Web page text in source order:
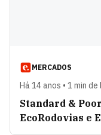
MERCADOS
Há 14 anos • 1 min
Standard &
EcoRodovias e